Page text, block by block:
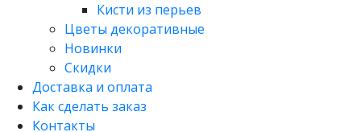
Кисти из перьев
Цветы декоративные
Новинки
Скидки
Доставка и оплата
Как сделать заказ
Контакты